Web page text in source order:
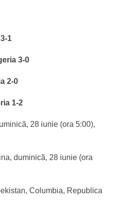
1
3-0
2-0
1-2
28 iunie (ora 5:00),
duminică, 28 iunie (ora
Columbia, Republica